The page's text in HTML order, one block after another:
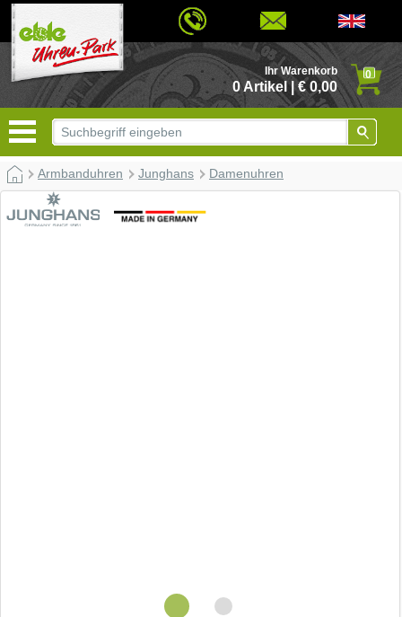
Ihr Warenkorb
0 Artikel | € 0,00
0
Armbanduhren Junghans Damenuhren
© 2026 - Based on eCommerce Engine xt:Commerce Shopsoftware